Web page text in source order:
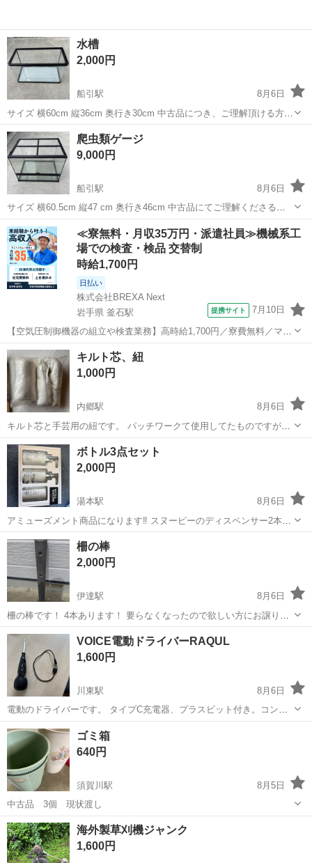
水槽
2,000円
船引駅
8月6日
サイズ 横60cm 縦36cm 奥行き30cm 中古品につき、ご理解頂ける方よ
ろしくお願いします！
福島 田村市 船引駅
爬虫類ゲージ
9,000円
船引駅
8月6日
サイズ 横60.5cm 縦47 cm 奥行き46cm 中古品にてご理解くださる
方、よろしくお願いします！
福島 田村市 船引駅 その他 爬虫類
≪寮無料・月収35万円・派遣社員≫機械系工
場での検査・検品 交替制
時給1,700円
日払い
株式会社BREXA Next
岩手県 釜石駅
提携サイト 7月10日
【空気圧制御機器の組立や検査業務】高時給1,700円／寮費無料／マイ
カー通勤OK＆工場敷地内に無料駐車場あり 人気の工場のお仕事 ◇空
気圧制御機器（シリンダ、バルブ等）の製造・組立、検査、梱包、入
出荷業務◇ ＊大手メーカー...
岩手 釜石市 釜石駅 その他
キルト芯、紐
1,000円
内郷駅
8月6日
キルト芯と手芸用の紐です。 パッチワークて使用してたものですが、
やらなくなったのでお譲りします。 長さとかははかってないです。そ
れでもよければお願いします。 【希望取引場所】マルト高坂店駐車場
上記の条件に合わせてくださ...
福島 いわき市 内郷駅 その他
ボトル3点セット
2,000円
湯本駅
8月6日
アミューズメント商品になります‼️ スヌーピーのディスペンサー2本と
歯ブラシホルダー(多分)の3点セットになります‼️ 新品未使用ですが撮
影の為開封しました‼️
福島 いわき市 湯本駅
柵の棒
2,000円
伊達駅
8月6日
柵の棒です！ 4本あります！ 要らなくなったので欲しい方にお譲りし
ます！
福島 伊達市 伊達駅 その他
VOICE電動ドライバーRAQUL
1,600円
川東駅
8月6日
電動のドライバーです。 タイプC充電器、プラスビット付き。コンセ
ント側のアダプターは購入者にてご準備ください。 他ビットはホーム
センターで売ってるものでも付けれます。 使用感はありますが普通に
使えます。 ちょっとしたDIY...
福島 岩瀬郡 川東駅
ゴミ箱
640円
須賀川駅
8月5日
中古品 3個 現状渡し
福島 須賀川市 須賀川駅
海外製草刈機ジャンク
1,600円